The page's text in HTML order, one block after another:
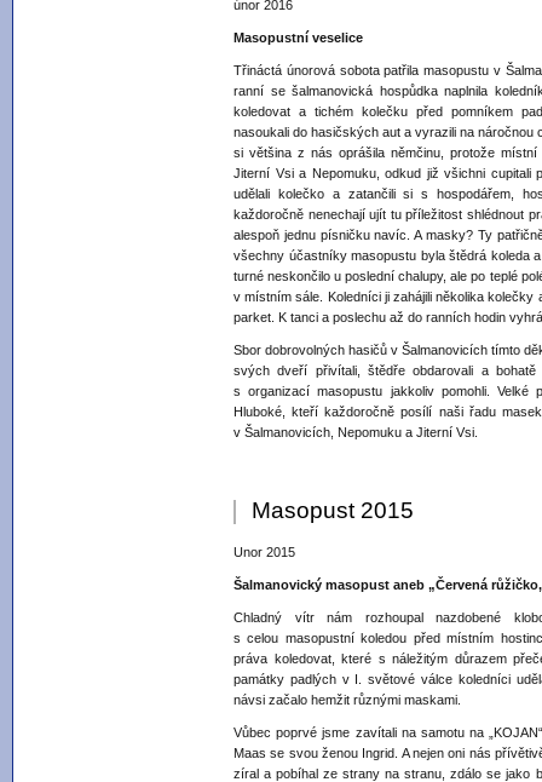
únor 2016
Masopustní veselice
Třináctá únorová sobota patřila masopustu v
ranní se šalmanovická hospůdka naplnila
koledovat a tichém kolečku před pomníkem
nasoukali do hasičských aut a vyrazili na
si většina z nás oprášila němčinu, protože
Jiterní Vsi a Nepomuku, odkud již všichni
udělali kolečko a zatančili si s hospodářem,
každoročně nenechají ujít tu příležitost shlédnout
alespoň jednu písničku navíc. A masky? Ty
všechny účastníky masopustu byla štědrá koleda
turné neskončilo u poslední chalupy, ale po teplé
v místním sále. Koledníci ji zahájili několika
parket. K tanci a poslechu až do ranních hodin
Sbor dobrovolných hasičů v Šalmanovicích tímto
svých dveří přivítali, štědře obdarovali a
s organizací masopustu jakkoliv pomohli.
Hluboké, kteří každoročně posílí naši řadu
v Šalmanovicích, Nepomuku a Jiterní Vsi.
Masopust 2015
Unor 2015
Šalmanovický masopust aneb „Červená
Chladný vítr nám rozhoupal nazdobené
s celou masopustní koledou před místním
práva koledovat, které s náležitým důrazem
památky padlých v I. světové válce koledníci
návsi začalo hemžit různými maskami.
Vůbec poprvé jsme zavítali na samotu na
Maas se svou ženou Ingrid. A nejen oni nás
zíral a pobíhal ze strany na stranu, zdálo se jako